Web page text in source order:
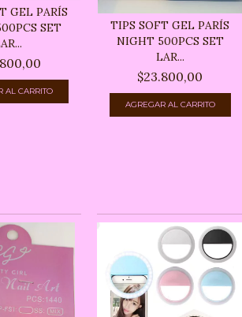
GEL PARÍS
SET
TIPS SOFT GEL PARÍS
NIGHT 500PCS SET
LAR...
$23.800,00